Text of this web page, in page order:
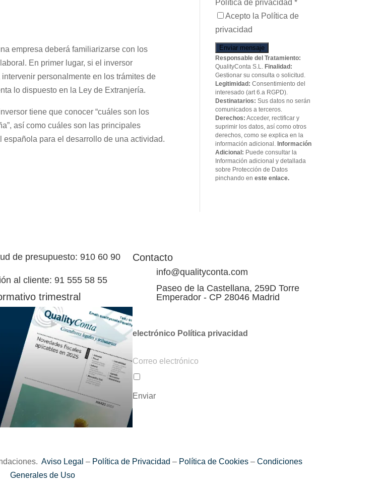
empresa deberá familiarizarse con los
En primer lugar, si el inversor
personalmente en los trámites de
lo dispuesto en la Ley de Extranjería.
tiene que conocer “cuáles son los
así como cuáles son las principales
para el desarrollo de una actividad.
Política de privacidad*
Acepto la Política de
privacidad
Enviar mensaje
Responsable del Tratamiento:
QualityConta S.L.Finalidad:
Gestionar su consulta o solicitud.
Legitimidad: Consentimiento del
interesado (art 6.a RGPD).
Destinatarios: Sus datos no serán
comunicados a terceros.
Derechos: Acceder, rectificar y
suprimir los datos, así como otros
derechos, como se explica en la
información adicional.Información
Adicional: Puede consultar la
Información adicional y detallada
sobre Protección de Datos
pinchando eneste enlace.
de presupuesto: 910 60 90
al cliente: 91 555 58 55
trimestral
Contacto
info@qualityconta.com
Paseo de la Castellana, 259D Torre
Emperador - CP 28046 Madrid
electrónico Política privacidad
C
o
l
P
o
l
c
Enviar
Aviso Legal – Política de Privacidad –Política de Cookies– Condiciones
Generales de Uso